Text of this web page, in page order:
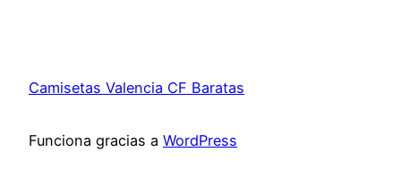
Camisetas Valencia CF Baratas
Funciona gracias a WordPress